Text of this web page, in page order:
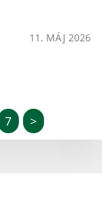
11. MÁJ 2026
7 >